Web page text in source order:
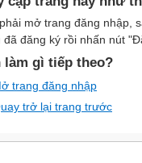
mở trang đăng nhập,
đã đăng ký rồi nhấn nút
làm gì tiếp theo?
trang đăng nhập
trở lại trang trước